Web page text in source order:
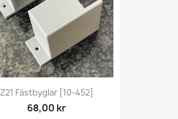
Z21 Fästbyglar [10-452]
68,00 kr